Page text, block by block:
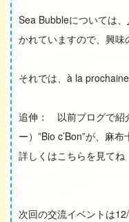
Sea Bubbleについては、
かれていますので、興味
それでは、 à la
追伸： 以前ブログで紹
ー）”Bio c’Bon”が、麻
詳しくはこちらを見
次回の交流イベントは